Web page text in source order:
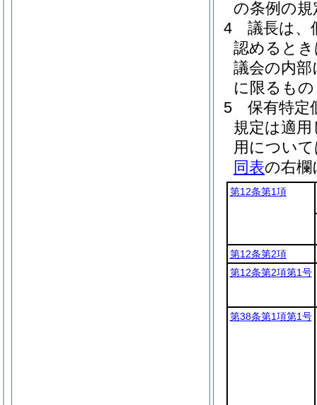
の条例の
4
議長は、
認めると
議会の内
に限るも
5
保有特定
規定は適
用につい
同表の右欄
第12条第1項
第12条第2項
第12条第2項第1号
第38条第1項第1号